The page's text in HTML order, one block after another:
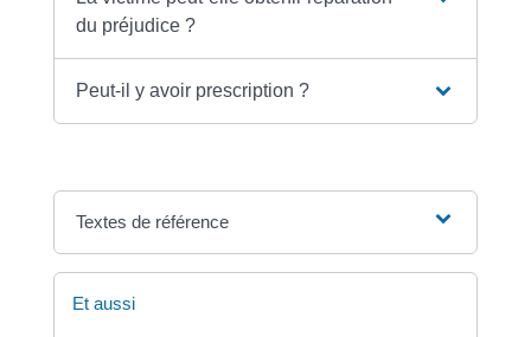
du préjudice ?
Peut-il y avoir prescription ?
Textes de référence
Et aussi